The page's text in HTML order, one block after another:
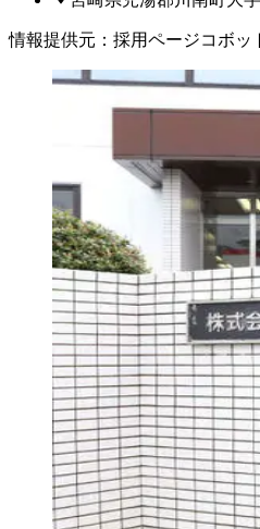
情報提供元 ： 採用ページコボッ